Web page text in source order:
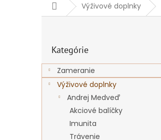
DomovVýživové doplnky
ý
p
kategórie
Kategórie
Zameranie
Výživové doplnky
Andrej Medveď
Akciové balíčky
Imunita
Trávenie